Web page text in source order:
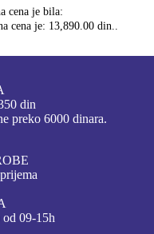
cena je bila:
cena je: 13,890.00 din..
din
preko 6000 dinara.
od 09-15h